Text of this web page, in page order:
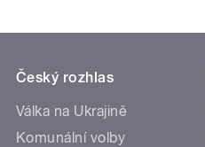
Český rozhlas
Válka na Ukrajině
Komunální volby